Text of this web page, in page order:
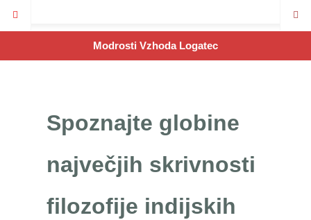
Modrosti Vzhoda Logatec
Spoznajte globine
največjih skrivnosti
filozofije indijskih